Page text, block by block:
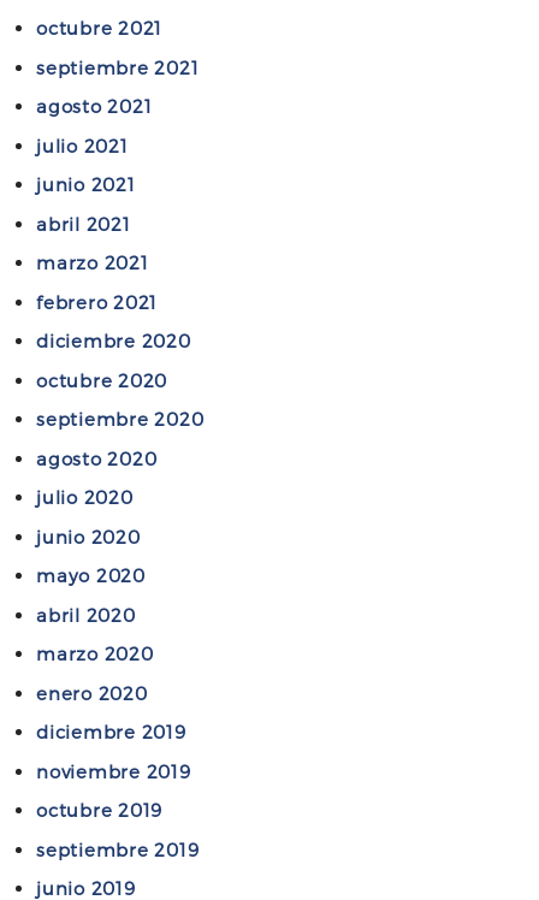
octubre 2021
septiembre 2021
agosto 2021
julio 2021
junio 2021
abril 2021
marzo 2021
febrero 2021
diciembre 2020
octubre 2020
septiembre 2020
agosto 2020
julio 2020
junio 2020
mayo 2020
abril 2020
marzo 2020
enero 2020
diciembre 2019
noviembre 2019
octubre 2019
septiembre 2019
junio 2019